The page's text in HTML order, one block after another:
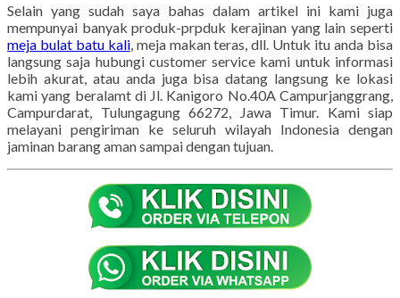
Selain yang sudah saya bahas dalam artikel ini kami juga
mempunyai banyak produk-prpduk kerajinan yang lain seperti
meja bulat batu kali, meja makan teras, dll. Untuk itu anda bisa
langsung saja hubungi customer service kami untuk informasi
lebih akurat, atau anda juga bisa datang langsung ke lokasi
kami yang beralamt di Jl. Kanigoro No.40A Campurjanggrang,
Campurdarat, Tulungagung 66272, Jawa Timur. Kami siap
melayani pengiriman ke seluruh wilayah Indonesia dengan
jaminan barang aman sampai dengan tujuan.